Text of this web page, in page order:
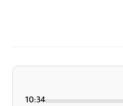
10:34